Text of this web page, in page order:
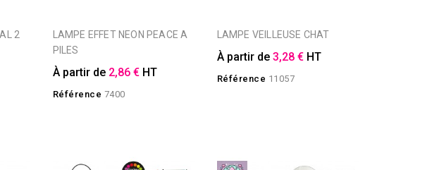
PILES
À partir de 2,86 € HT
Référence 7400
LAMPE VEILLEUSE CHAT
À partir de 3,28 € HT
Référence 11057